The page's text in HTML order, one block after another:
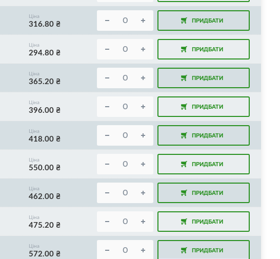
Ціна
316.80 ₴ ПРИДБАТИ
Ціна
294.80 ₴ ПРИДБАТИ
Ціна
365.20 ₴ ПРИДБАТИ
Ціна
396.00 ₴ ПРИДБАТИ
Ціна
418.00 ₴ ПРИДБАТИ
Ціна
550.00 ₴ ПРИДБАТИ
Ціна
462.00 ₴ ПРИДБАТИ
Ціна
475.20 ₴ ПРИДБАТИ
Ціна
572.00 ₴ ПРИДБАТИ